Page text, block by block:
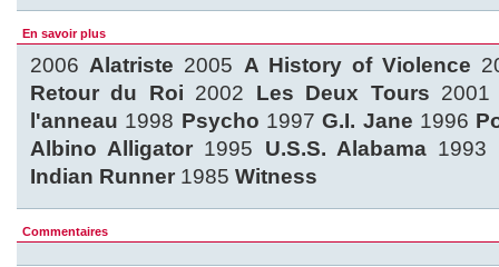
En savoir plus
2006Alatriste 2005 A History of Violence
Retour du Roi 2002 Les Deux Tours
l'anneau 1998 Psycho 1997G.I. Jane 1996
Albino Alligator 1995 U.S.S. Alabama 1993
Indian Runner 1985 Witness
Commentaires